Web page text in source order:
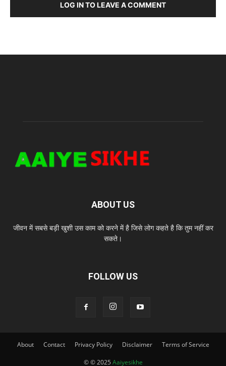
LOG IN TO LEAVE A COMMENT
ABOUT US
जीवन में सबसे बड़ी खुशी उस काम को करने में है जिसे लोग कहते है कि तुम नहीं कर
सकते।
FOLLOW US
About Contact Privacy Policy Disclaimer Terms of Service
© © 2025 Aaiyesikhe